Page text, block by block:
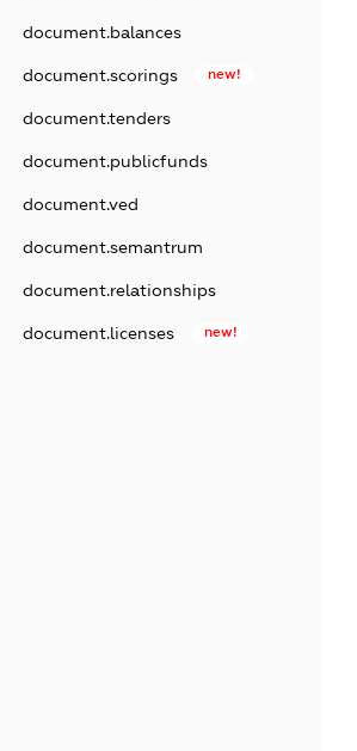
document.balances
document.scorings new!
document.tenders
document.publicfunds
document.ved
document.semantrum
document.relationships
document.licenses new!